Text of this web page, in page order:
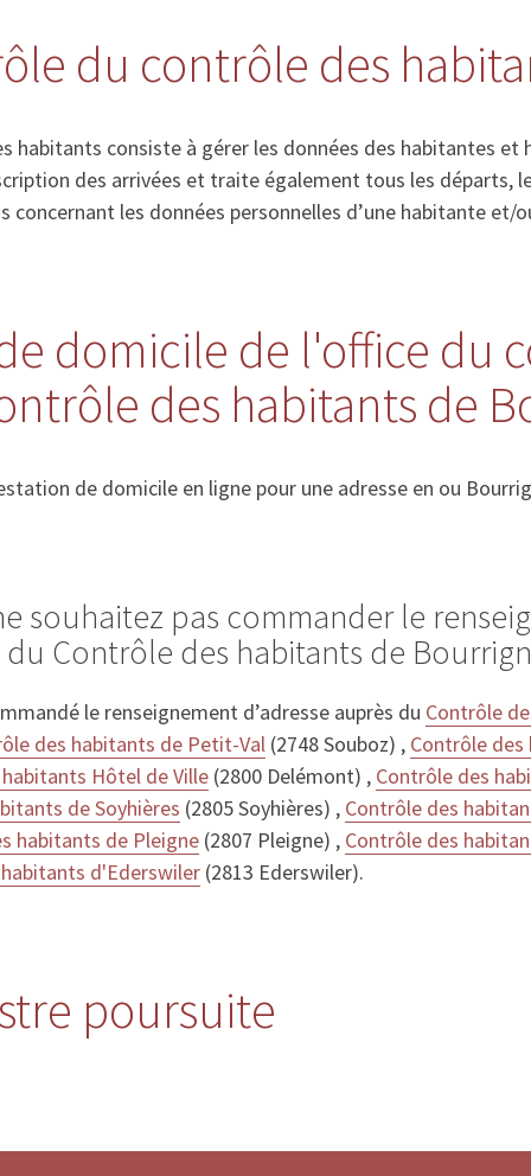
du contrôle des
habitants consiste à gérer les données des habitantes
des arrivées et traite également tous les départs,
les données personnelles d’une habitante et/
domicile de l'office du
des habitants de
de domicile en ligne pour une adresse en ou
souhaitez pas commander le
du Contrôle des habitants de
le renseignement d’adresse auprès du Contrôle
des habitants de Petit-Val (2748 Souboz) , Contrôle des
Hôtel de Ville (2800 Delémont) , Contrôle des
de Soyhières (2805 Soyhières) , Contrôle des
habitants de Pleigne (2807 Pleigne) , Contrôle des
d'Ederswiler (2813 Ederswiler).
poursuite